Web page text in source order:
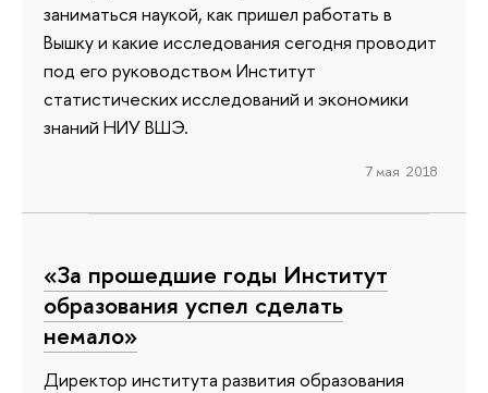
заниматься наукой, как пришел работать в
Вышку и какие исследования сегодня проводит
под его руководством Институт
статистических исследований и экономики
знаний НИУ ВШЭ.
7 мая 2018
«За прошедшие годы Институт
образования успел сделать
немало»
Директор института развития образования